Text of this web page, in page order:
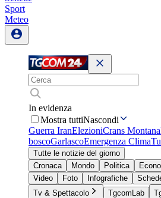
Sport
Meteo
In evidenza
Mostra tuttiNascondi
Guerra IranElezioniCrans Montana
boscoGarlascoEmergenza Clima
Tutte le notizie del giorno
Cronaca
Mondo Politica
Video
Foto Infografiche
Tv & Spettacolo
TgcomLab